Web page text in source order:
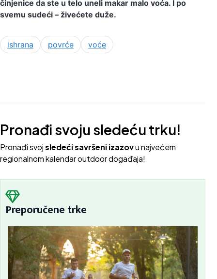
činjenice da ste u telo uneli makar malo voća. I po
svemu sudeći – živećete duže.
ishrana povrće voće
Pronađi svoju sledeću trku!
Pronađi svojsledeći savršeni izazovu najvećem
regionalnom kalendar outdoor događaja!
Preporučene trke